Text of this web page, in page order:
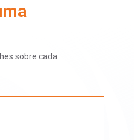
sobre cada